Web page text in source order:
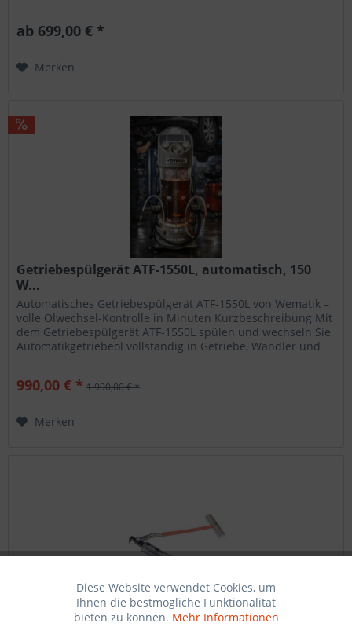
ab 699,00 € *
Merken
Getriebespülgerät ATF-1550L, automatisch, 150
W...
Automatisches Getriebespülgerät ATF-1550L von Wematik –
volle Ölwechsel-Kontrolle in Minuten Kurzbeschreibung Mit
dem Getriebespülgerät ATF-1550L spülen und wechseln Sie
Automatikgetriebeöl vollständig in Getriebe, Wandler und
990,00 € * 1.990,00 € *
Merken
Ziehmesser
Funktionale Aktiv
Diese Website verwendet Cookies, um
Ihnen die bestmögliche Funktionalität
bieten zu können. Mehr Informationen